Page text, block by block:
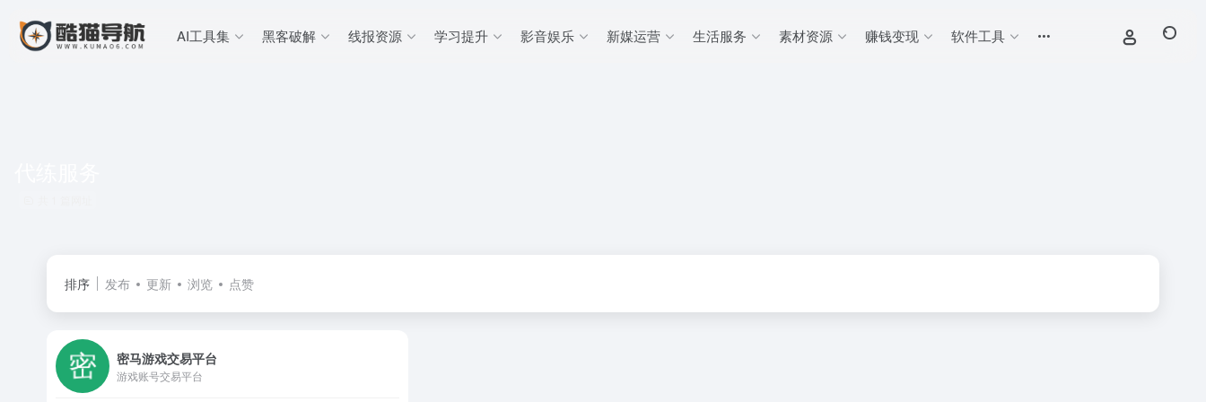
AI工具集 黑客破解 线报资源 学习提升 影音娱乐 新媒运营 生活服务 素材资源 赚钱变现 软件工具
排序 发布 更新 浏览 点赞
密马游戏交易平台
游戏账号交易平台